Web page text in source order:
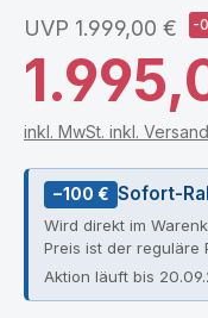
UVP 1.999,00 € -
inkl. MwSt. inkl.
−100 € Sofort-
Wird direkt im
Preis ist der reguläre
Aktion läuft bis